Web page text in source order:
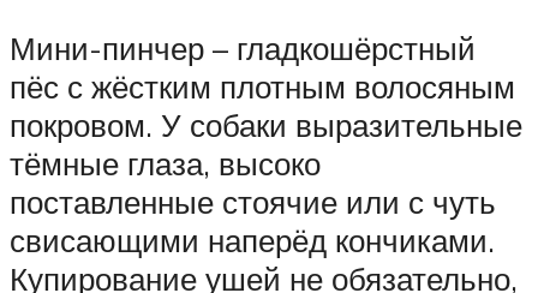
Мини-пинчер – гладкошёрстный
пёс с жёстким плотным волосяным
покровом. У собаки выразительные
тёмные глаза, высоко
поставленные стоячие или с чуть
свисающими наперёд кончиками.
Купирование ушей не обязательно,